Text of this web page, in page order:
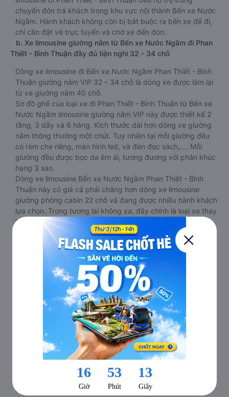
thống đèn chiếu sáng đọc sách, bục gác chân, v.v.. Nhằm
đáp ứng mọi nhu cầu và mang lại sự thoải mái nhất cho hành
khách. Cũng với kích thước nhỏ gọn, đa số các hãng xe
limousine đi Phan Thiết - Bình Thuận đều hỗ trợ trung
chuyển đón trả khách trong khu vực nội thành Bến xe Nước
Ngầm. Hành khách không còn bị bắt buộc ra bến xe để đi,
chỉ cần đặt vé trực tuyến và chờ xe đến đón.
b. Xe limousine giường nằm từ Bến xe Nước Ngầm đi Phan
Thiết - Bình Thuận đầy đủ tiện nghi 32 - 34 chỗ
Dòng xe limousine đi Bến xe Nước Ngầm Phan Thiết - Bình
Thuận giường nằm VIP 32 – 34 chỗ là dòng xe được làm lại
từ xe giường nằm 40 chỗ.
Sơ đồ ghế của loại xe đi Phan Thiết - Bình Thuận từ Bến xe
Nước Ngầm limousine giường nằm VIP này được thiết kế 2
tầng, 3 dãy và 6 hàng. Kích thước dài hơn dòng xe giường
nằm thông thường một chút. Tuy nhiên tại mỗi giường đều
có rèm che riêng, màn hình led, và đèn đọc sách,…. Mỗi
giường đều được bọc da êm ái, tương đương với phân khúc
hạng 3 sao.
Dòng xe limousine Bến xe Nước Ngầm Phan Thiết - Bình
Thuận này có giá cả phải chăng hơn dòng xe limousine
giường phòng cabin 22 chỗ và đang được nhiều hành khách
lựa chọn. Trong tương lai không xa, đây chính là loại xe thay
thế xe giường nằm thông thường.
c. Xe limousine giường phòng cabin đi Phan Thiết - Bình
Thuận từ Bến xe Nước Ngầm VIP sang trọng, êm ái, chất
lượng dịch vụ cao 20 -22 chỗ
Loại xe limousine giường phòng từ Bến xe Nước Ngầm đi
Phan Thiết - Bình Thuận 20 - 22 chỗ được chia làm 2 tầng, 2
dãy và 6 hàng, mỗi hàng là 2 cabin riêng biệt. Trong mỗi xe
limousine Bến xe Nước Ngầm Phan Thiết - Bình Thuận cabin
được trang bị rất nhiều tiện ích phục vụ hành khách suốt
hành trình.
Mỗi phòng, cabin đều có gối nằm rời, có gối ôm, có cái mền
to hơn và dây an toàn seat belt. Giường rộng và dài hơn hai
loại trên, có thể lăn lộn thoải mái. Đặc biệt là hệ thống